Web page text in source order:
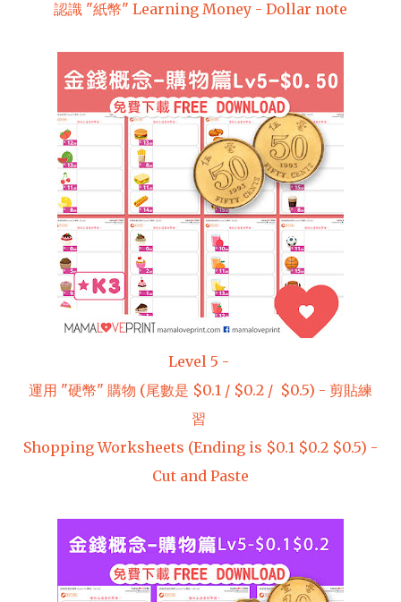
認識 "紙幣" Learning Money - Dollar note
Level 5 -
運用 "硬幣" 購物 (尾數是 $0.1 / $0.2 / $0.5) - 剪貼練
習
Shopping Worksheets (Ending is $0.1 $0.2 $0.5) -
Cut and Paste